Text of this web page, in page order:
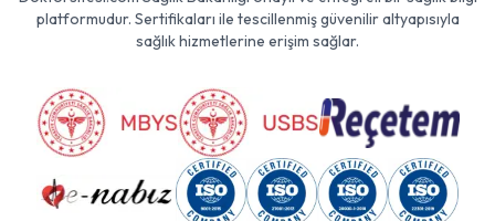
platformudur. Sertifikaları ile tescillenmiş güvenilir altyapısıyla
sağlık hizmetlerine erişim sağlar.